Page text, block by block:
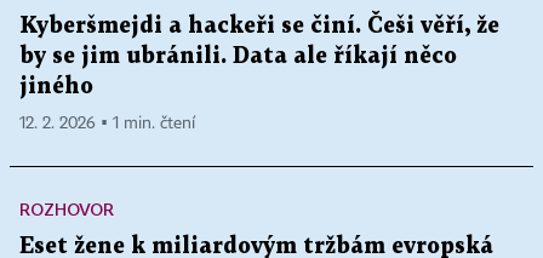
Kyberšmejdi a hackeři se činí. Češi věří, že
by se jim ubránili. Data ale říkají něco
jiného
12. 2. 2026 ▪ 1 min. čtení
ROZHOVOR
Eset žene k miliardovým tržbám evropská